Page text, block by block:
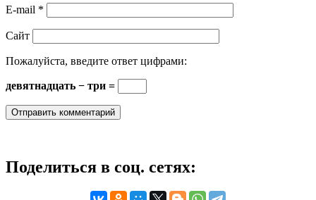
E-mail *
Сайт
Пожалуйста, введите ответ цифрами:
девятнадцать − три =
Поделиться в соц. сетях: